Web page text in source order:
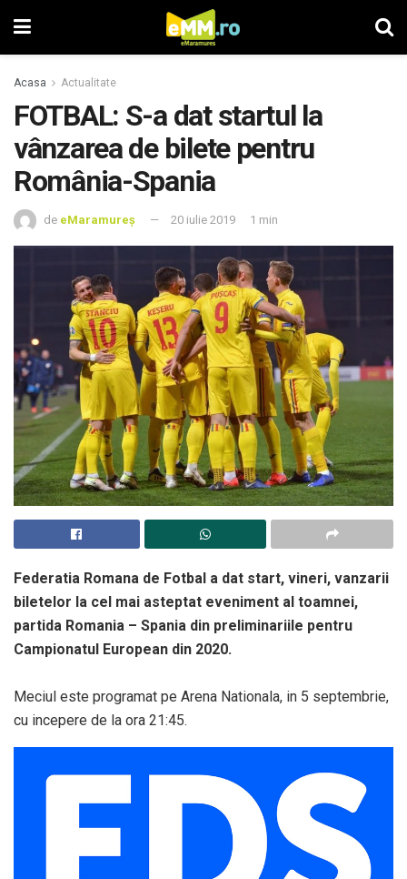
Acasa Actualitate
FOTBAL: S-a dat startul la
vânzarea de bilete pentru
România-Spania
de eMaramureș 20 iulie 2019 1 min
Federatia Romana de Fotbal a dat start, vineri, vanzarii
biletelor la cel mai asteptat eveniment al toamnei,
partida Romania – Spania din preliminariile pentru
Campionatul European din 2020.
Meciul este programat pe Arena Nationala, in 5 septembrie,
cu incepere de la ora 21:45.